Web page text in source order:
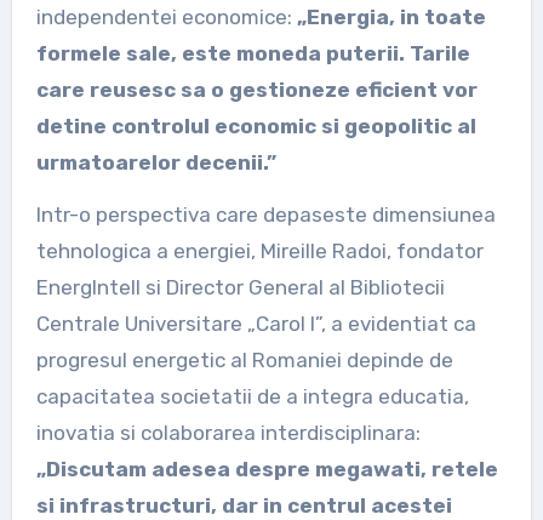
independentei economice: „Energia, in toate
formele sale, este moneda puterii. Tarile
care reusesc sa o gestioneze eficient vor
detine controlul economic si geopolitic al
urmatoarelor decenii.”
Intr-o perspectiva care depaseste dimensiunea
tehnologica a energiei, Mireille Radoi, fondator
EnergIntell si Director General al Bibliotecii
Centrale Universitare „Carol I”, a evidentiat ca
progresul energetic al Romaniei depinde de
capacitatea societatii de a integra educatia,
inovatia si colaborarea interdisciplinara:
„Discutam adesea despre megawati, retele
si infrastructuri, dar in centrul acestei